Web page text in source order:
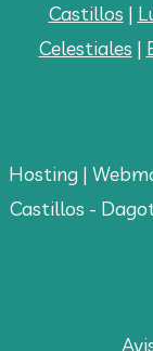
Castillos |
Celestiales |
Hosting |
Castillos -